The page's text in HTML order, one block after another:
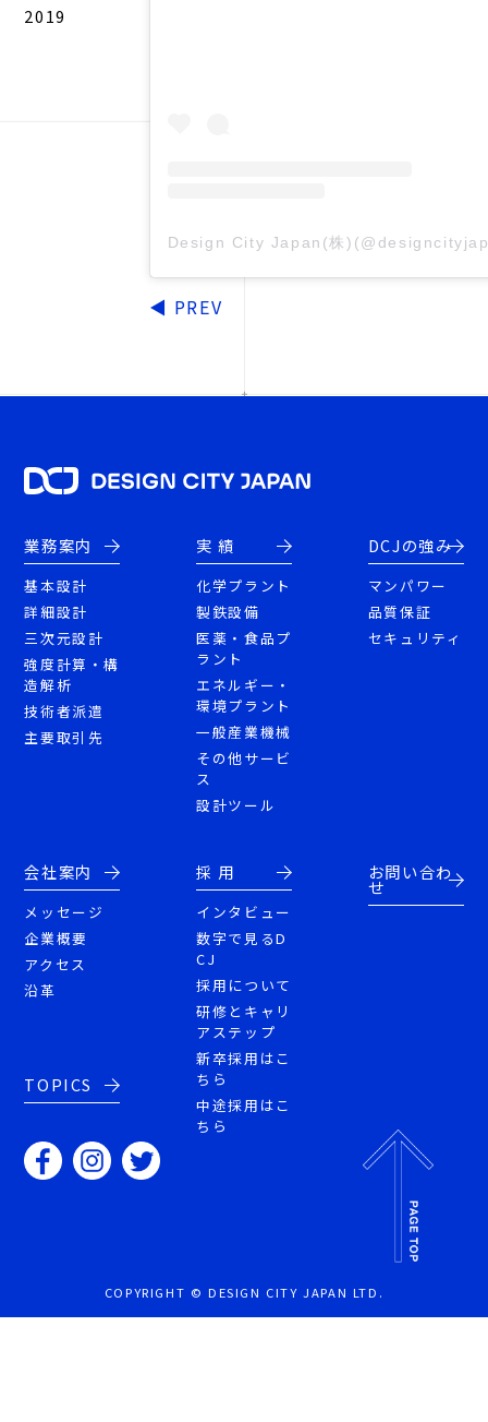
2019
Design City Japan(株
◀ PREV
業務案内
基本設計
詳細設計
三次元設計
強度計算・構
造解析
技術者派遣
主要取引先
実 績
化学プラント
製鉄設備
医薬・食品プ
ラント
エネルギー・
環境プラント
一般産業機械
その他サービ
ス
設計ツール
DCJの強み
マンパワー
品質保証
セキュリティ
会社案内
メッセージ
企業概要
アクセス
沿革
TOPICS
採 用
インタビュー
数字で見るD
CJ
採用について
研修とキャリ
アステップ
新卒採用はこ
ちら
中途採用はこ
ちら
お問い合わ
せ
COPYRIGHT © DESIGN CITY JAPAN LTD.